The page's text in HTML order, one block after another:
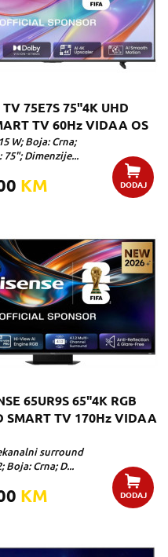
TV 75E7S 75"4K UHD
TV 60Hz VIDAA OS
W; Boja: Crna;
Dimenzije...
KM DODAJ
65UR9S 65"4K RGB
SMART TV 170Hz VIDAA
surround
Boja: Crna; D...
KM DODAJ